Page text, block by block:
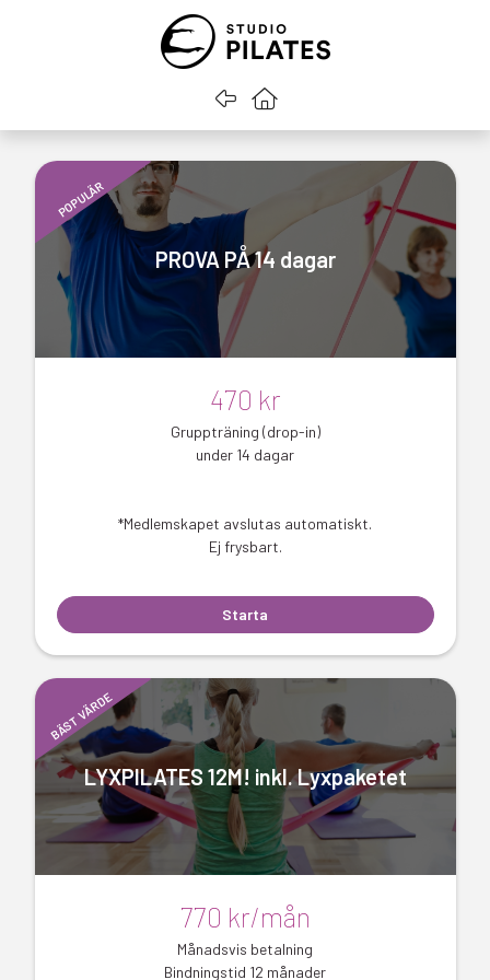
Gå tillbakaGå till startsidan
PROVA PÅ 14 dagar
POPULÄR
470 kr
Gruppträning (drop-in)
under 14 dagar
*Medlemskapet avslutas automatiskt.
Ej frysbart.
Starta
LYXPILATES 12M! inkl. Lyxpaketet
BÄST VÄRDE
770 kr/mån
Månadsvis betalning
Bindningstid 12 månader